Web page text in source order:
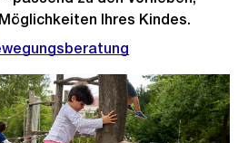
Ihres Kindes.